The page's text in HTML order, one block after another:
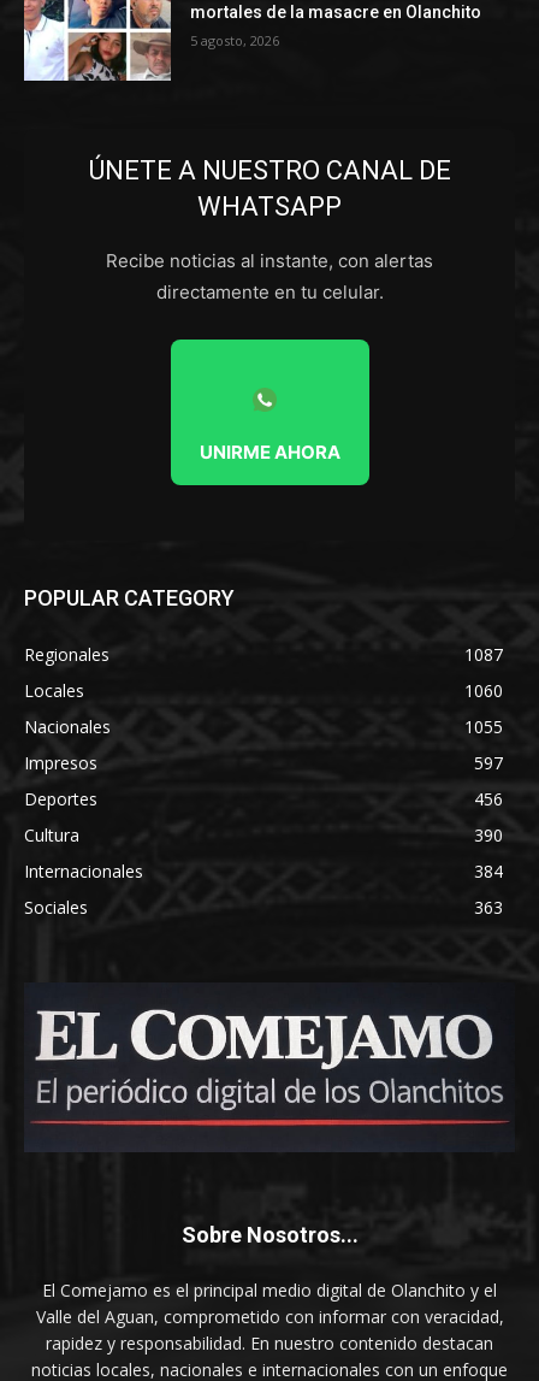
mortales de la masacre en Olanchito
5 agosto, 2026
ÚNETE A NUESTRO CANAL DE
WHATSAPP
Recibe noticias al instante, con alertas
directamente en tu celular.
UNIRME AHORA
POPULAR CATEGORY
Regionales
1087
Locales
1060
Nacionales
1055
Impresos
597
Deportes
456
Cultura
390
Internacionales
384
Sociales
363
Sobre Nosotros...
El Comejamo es el principal medio digital de Olanchito y el
Valle del Aguan, comprometido con informar con veracidad,
rapidez y responsabilidad. En nuestro contenido destacan
noticias locales, nacionales e internacionales con un enfoque